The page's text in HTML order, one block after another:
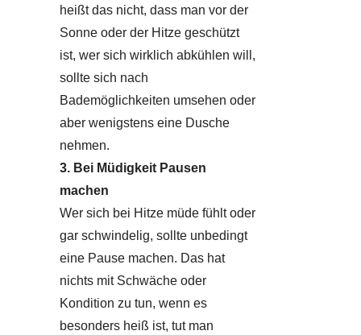
heißt das nicht, dass man vor der
Sonne oder der Hitze geschützt
ist, wer sich wirklich abkühlen will,
sollte sich nach
Bademöglichkeiten umsehen oder
aber wenigstens eine Dusche
nehmen.
3. Bei Müdigkeit Pausen
machen
Wer sich bei Hitze müde fühlt oder
gar schwindelig, sollte unbedingt
eine Pause machen. Das hat
nichts mit Schwäche oder
Kondition zu tun, wenn es
besonders heiß ist, tut man